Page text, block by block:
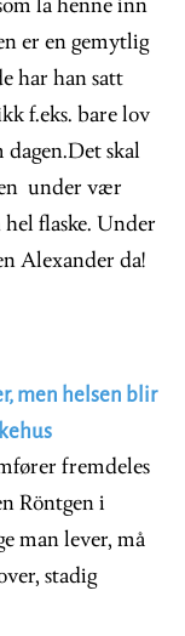
la henne inn
er en gemytlig
har han satt
f.eks. bare lov
skal
under vær
flaske. Under
Alexander da!
men helsen blir
fremdeles
Röntgen i
man lever, må
stadig